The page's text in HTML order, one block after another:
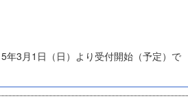
3月1日（日）より受付開始（予定）で